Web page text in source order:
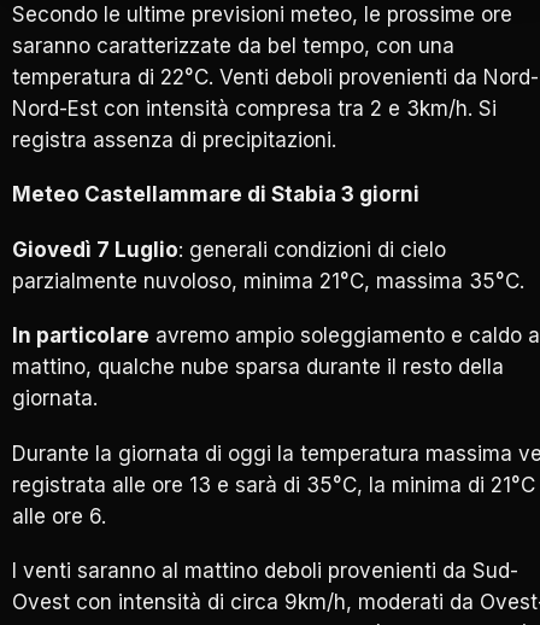
Secondo le ultime previsioni meteo, le prossime ore
saranno caratterizzate da bel tempo, con una
temperatura di 22°C. Venti deboli provenienti da Nord-
Nord-Est con intensità compresa tra 2 e 3km/h. Si
registra assenza di precipitazioni.
Meteo Castellammare di Stabia 3 giorni
Giovedì 7 Luglio: generali condizioni di cielo
parzialmente nuvoloso, minima 21°C, massima 35°C.
In particolare avremo ampio soleggiamento e caldo
mattino, qualche nube sparsa durante il resto della
giornata.
Durante la giornata di oggi la temperatura massima
registrata alle ore 13 e sarà di 35°C, la minima di 21°C
alle ore 6.
I venti saranno al mattino deboli provenienti da Sud-
Ovest con intensità di circa 9km/h, moderati da